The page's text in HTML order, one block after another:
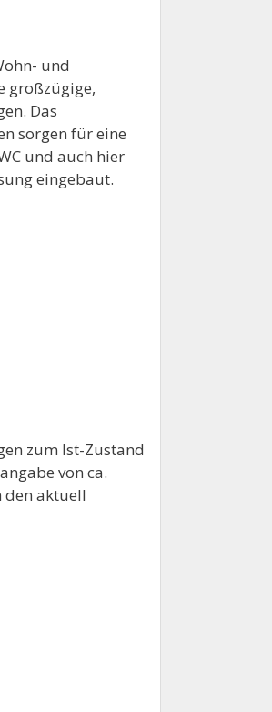
und
großzügige,
Das
sorgen für eine
und auch hier
eingebaut.
zum Ist-Zustand
von ca.
den aktuell